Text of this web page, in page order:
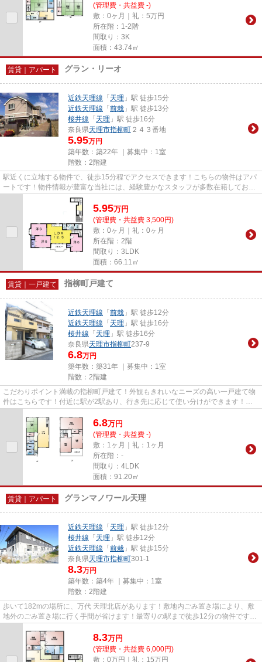
(管理費・共益費 -)
敷：0ヶ月｜礼：5万円
所在階：1-2階
間取り：3K
面積：43.74㎡
賃貸｜アパート グラン・リーオ
近鉄天理線 「 天理 」駅 徒歩15分
近鉄天理線 「 前栽 」駅 徒歩13分
桜井線 「 天理 」駅 徒歩16分
奈良県天理市指柳町 ２４３番地
5.95万円
築年数：築22年 ｜募集中： 1室
階数：2階建
駅近くに立地する物件で、徒歩15分程でアクセスできます！こちらの物件はアパ
ートです！物件情報が豊富な当社には、経験豊かなスタッフが多数在籍しており
ます！天理市や近鉄天理線天...
5.95万円
(管理費・共益費 3,500円)
敷：0ヶ月｜礼：0ヶ月
所在階：2階
間取り：3LDK
面積：66.11㎡
賃貸｜一戸建て 指柳町戸建て
近鉄天理線 「 前栽 」駅 徒歩12分
近鉄天理線 「 天理 」駅 徒歩16分
桜井線 「 天理 」駅 徒歩16分
奈良県天理市指柳町237-9
6.8万円
築年数：築31年 ｜募集中： 1室
階数：2階建
こだわりポイント満載の指柳町戸建て！外観もきれいなニーズの高い一戸建て物
件はこちらです！付近に駅が2駅あり、行き先に応じて使い分けができます！駅
6.8万円
(管理費・共益費 -)
敷：1ヶ月｜礼：1ヶ月
所在階：-
間取り：4LDK
面積：91.20㎡
賃貸｜アパート グランマノワール天理
近鉄天理線 「 天理 」駅 徒歩12分
桜井線 「 天理 」駅 徒歩12分
近鉄天理線 「 前栽 」駅 徒歩15分
奈良県天理市指柳町301-1
8.3万円
築年数：築4年 ｜募集中： 1室
階数：2階建
歩いて182mの場所に、万代 天理北店があります！敷地内ごみ置き場により、敷
地外のごみ置き場に行く手間が省けます！最寄りの駅まで徒歩12分の物件です！
8.3万円
(管理費・共益費 6,000円)
敷：0万円｜礼：15万円